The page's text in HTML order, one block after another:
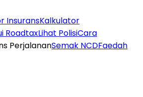
InsuransKalkulator
RoadtaxLihat PolisiCara
PerjalananSemak NCDFaedah